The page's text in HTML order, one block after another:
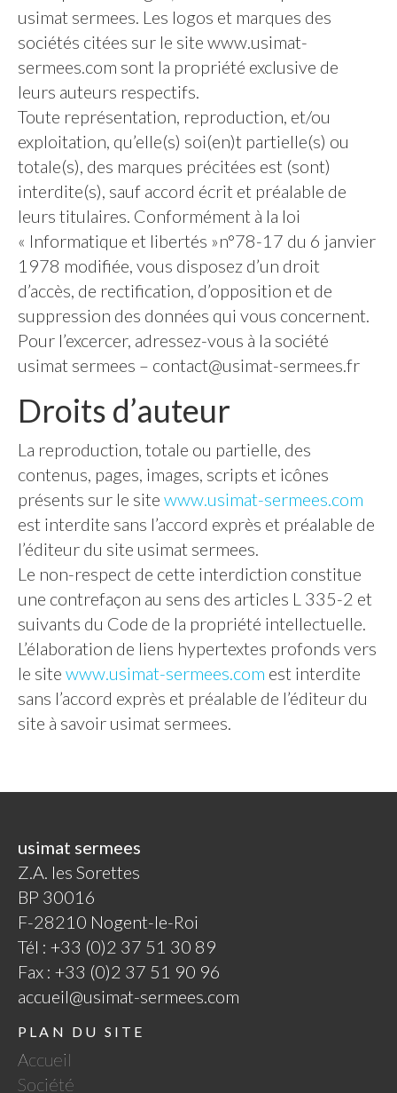
usimat sermees. Les logos et marques des
sociétés citées sur le site www.usimat-
sermees.com sont la propriété exclusive de
leurs auteurs respectifs.
Toute représentation, reproduction, et/ou
exploitation, qu’elle(s) soi(en)t partielle(s) ou
totale(s), des marques précitées est (sont)
interdite(s), sauf accord écrit et préalable de
leurs titulaires. Conformément à la loi
« Informatique et libertés »n°78-17 du 6 janvier
1978 modifiée, vous disposez d’un droit
d’accès, de rectification, d’opposition et de
suppression des données qui vous concernent.
Pour l’excercer, adressez-vous à la société
usimat sermees – contact@usimat-sermees.fr
Droits d’auteur
La reproduction, totale ou partielle, des
contenus, pages, images, scripts et icônes
présents sur le site www.usimat-sermees.com
est interdite sans l’accord exprès et préalable de
l’éditeur du site usimat sermees.
Le non-respect de cette interdiction constitue
une contrefaçon au sens des articles L 335-2 et
suivants du Code de la propriété intellectuelle.
L’élaboration de liens hypertextes profonds vers
le site www.usimat-sermees.com est interdite
sans l’accord exprès et préalable de l’éditeur du
site à savoir usimat sermees.
usimat sermees
Z.A. les Sorettes
BP 30016
F-28210 Nogent-le-Roi
Tél : +33 (0)2 37 51 30 89
Fax : +33 (0)2 37 51 90 96
accueil@usimat-sermees.com
PLAN DU SITE
Accueil
Société